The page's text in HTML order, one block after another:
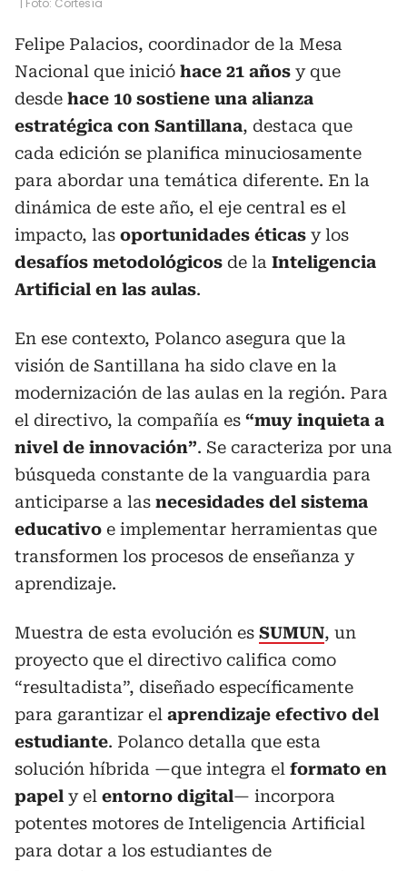
| Foto: Cortesía
Felipe Palacios, coordinador de la Mesa
Nacional que inició hace 21 años y que
desde hace 10 sostiene una alianza
estratégica con Santillana, destaca que
cada edición se planifica minuciosamente
para abordar una temática diferente. En la
dinámica de este año, el eje central es el
impacto, las oportunidades éticas y los
desafíos metodológicos de la Inteligencia
Artificial en las aulas.
En ese contexto, Polanco asegura que la
visión de Santillana ha sido clave en la
modernización de las aulas en la región. Para
el directivo, la compañía es “muy inquieta a
nivel de innovación”. Se caracteriza por una
búsqueda constante de la vanguardia para
anticiparse a las necesidades del sistema
educativo e implementar herramientas que
transformen los procesos de enseñanza y
aprendizaje.
Muestra de esta evolución es SUMUN, un
proyecto que el directivo califica como
“resultadista”, diseñado específicamente
para garantizar el aprendizaje efectivo del
estudiante. Polanco detalla que esta
solución híbrida —que integra el formato en
papel y el entorno digital— incorpora
potentes motores de Inteligencia Artificial
para dotar a los estudiantes de